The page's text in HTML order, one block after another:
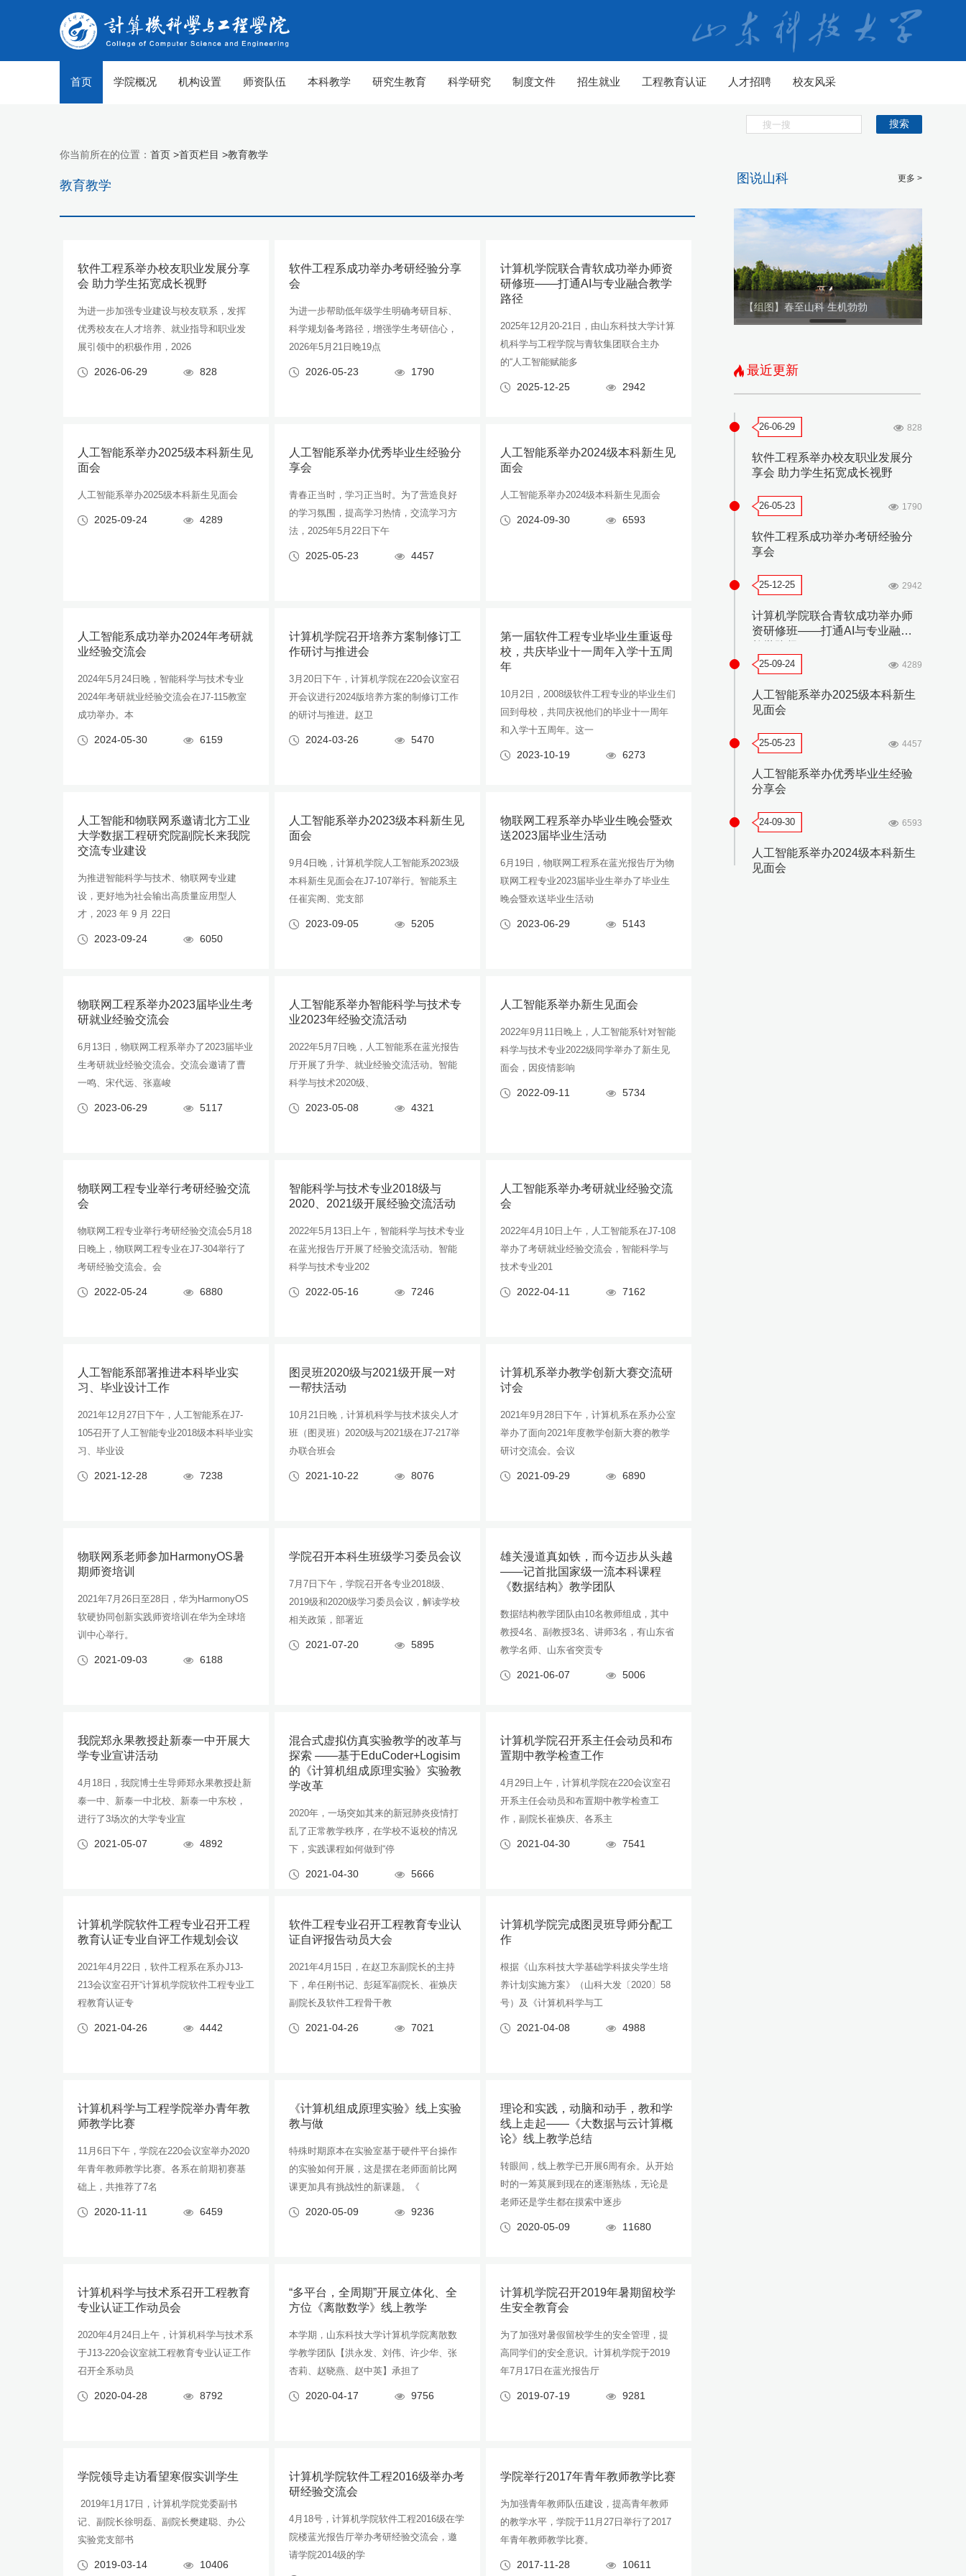
首页 学院概况 机构设置 师资队伍 本科教学 研究生教育 科学研究 制度文件 招生就业 工程教育认证 人才招聘 校友风采
搜索
你当前所在的位置： 首页 >首页栏目 >教育教学
教育教学
软件工程系举办校友职业发展分享
会 助力学生拓宽成长视野
为进一步加强专业建设与校友联系，发挥
优秀校友在人才培养、就业指导和职业发
展引领中的积极作用，2026
2026-06-29 828
软件工程系成功举办考研经验分享
会
为进一步帮助低年级学生明确考研目标、
科学规划备考路径，增强学生考研信心，
2026年5月21日晚19点
2026-05-23 1790
计算机学院联合青软成功举办师资
研修班——打通AI与专业融合教学
路径
2025年12月20-21日，由山东科技大学计算
机科学与工程学院与青软集团联合主办
的“人工智能赋能多
2025-12-25 2942
人工智能系举办2025级本科新生见
面会
人工智能系举办2025级本科新生见面会
2025-09-24 4289
人工智能系举办优秀毕业生经验分
享会
青春正当时，学习正当时。为了营造良好
的学习氛围，提高学习热情，交流学习方
法，2025年5月22日下午
2025-05-23 4457
人工智能系举办2024级本科新生见
面会
人工智能系举办2024级本科新生见面会
2024-09-30 6593
人工智能系成功举办2024年考研就
业经验交流会
2024年5月24日晚，智能科学与技术专业
2024年考研就业经验交流会在J7-115教室
成功举办。本
2024-05-30 6159
计算机学院召开培养方案制修订工
作研讨与推进会
3月20日下午，计算机学院在220会议室召
开会议进行2024版培养方案的制修订工作
的研讨与推进。赵卫
2024-03-26 5470
第一届软件工程专业毕业生重返母
校，共庆毕业十一周年入学十五周
年
10月2日，2008级软件工程专业的毕业生们
回到母校，共同庆祝他们的毕业十一周年
和入学十五周年。这一
2023-10-19 6273
人工智能和物联网系邀请北方工业
大学数据工程研究院副院长来我院
交流专业建设
为推进智能科学与技术、物联网专业建
设，更好地为社会输出高质量应用型人
才，2023 年 9 月 22日
2023-09-24 6050
人工智能系举办2023级本科新生见
面会
9月4日晚，计算机学院人工智能系2023级
本科新生见面会在J7-107举行。智能系主
任崔宾阁、党支部
2023-09-05 5205
物联网工程系举办毕业生晚会暨欢
送2023届毕业生活动
6月19日，物联网工程系在蓝光报告厅为物
联网工程专业2023届毕业生举办了毕业生
晚会暨欢送毕业生活动
2023-06-29 5143
物联网工程系举办2023届毕业生考
研就业经验交流会
6月13日，物联网工程系举办了2023届毕业
生考研就业经验交流会。交流会邀请了曹
一鸣、宋代远、张嘉峻
2023-06-29 5117
人工智能系举办智能科学与技术专
业2023年经验交流活动
2022年5月7日晚，人工智能系在蓝光报告
厅开展了升学、就业经验交流活动。智能
科学与技术2020级、
2023-05-08 4321
人工智能系举办新生见面会
2022年9月11日晚上，人工智能系针对智能
科学与技术专业2022级同学举办了新生见
面会，因疫情影响
2022-09-11 5734
物联网工程专业举行考研经验交流
会
物联网工程专业举行考研经验交流会5月18
日晚上，物联网工程专业在J7-304举行了
考研经验交流会。会
2022-05-24 6880
智能科学与技术专业2018级与
2020、2021级开展经验交流活动
2022年5月13日上午，智能科学与技术专业
在蓝光报告厅开展了经验交流活动。智能
科学与技术专业202
2022-05-16 7246
人工智能系举办考研就业经验交流
会
2022年4月10日上午，人工智能系在J7-108
举办了考研就业经验交流会，智能科学与
技术专业201
2022-04-11 7162
人工智能系部署推进本科毕业实
习、毕业设计工作
2021年12月27日下午，人工智能系在J7-
105召开了人工智能专业2018级本科毕业实
习、毕业设
2021-12-28 7238
图灵班2020级与2021级开展一对
一帮扶活动
10月21日晚，计算机科学与技术拔尖人才
班（图灵班）2020级与2021级在J7-217举
办联合班会
2021-10-22 8076
计算机系举办教学创新大赛交流研
讨会
2021年9月28日下午，计算机系在系办公室
举办了面向2021年度教学创新大赛的教学
研讨交流会。会议
2021-09-29 6890
物联网系老师参加HarmonyOS暑
期师资培训
2021年7月26日至28日，华为HarmonyOS
软硬协同创新实践师资培训在华为全球培
训中心举行。
2021-09-03 6188
学院召开本科生班级学习委员会议
7月7日下午，学院召开各专业2018级、
2019级和2020级学习委员会议，解读学校
相关政策，部署近
2021-07-20 5895
雄关漫道真如铁，而今迈步从头越
——记首批国家级一流本科课程
《数据结构》教学团队
数据结构教学团队由10名教师组成，其中
教授4名、副教授3名、讲师3名，有山东省
教学名师、山东省突贡专
2021-06-07 5006
我院郑永果教授赴新泰一中开展大
学专业宣讲活动
4月18日，我院博士生导师郑永果教授赴新
泰一中、新泰一中北校、新泰一中东校，
进行了3场次的大学专业宣
2021-05-07 4892
混合式虚拟仿真实验教学的改革与
探索 ——基于EduCoder+Logisim
的《计算机组成原理实验》实验教
学改革
2020年，一场突如其来的新冠肺炎疫情打
乱了正常教学秩序，在学校不返校的情况
下，实践课程如何做到“停
2021-04-30 5666
计算机学院召开系主任会动员和布
置期中教学检查工作
4月29日上午，计算机学院在220会议室召
开系主任会动员和布置期中教学检查工
作，副院长崔焕庆、各系主
2021-04-30 7541
计算机学院软件工程专业召开工程
教育认证专业自评工作规划会议
2021年4月22日，软件工程系在系办J13-
213会议室召开“计算机学院软件工程专业工
程教育认证专
2021-04-26 4442
软件工程专业召开工程教育专业认
证自评报告动员大会
2021年4月15日，在赵卫东副院长的主持
下，牟任刚书记、彭延军副院长、崔焕庆
副院长及软件工程骨干教
2021-04-26 7021
计算机学院完成图灵班导师分配工
作
根据《山东科技大学基础学科拔尖学生培
养计划实施方案》（山科大发〔2020〕58
号）及《计算机科学与工
2021-04-08 4988
计算机科学与工程学院举办青年教
师教学比赛
11月6日下午，学院在220会议室举办2020
年青年教师教学比赛。各系在前期初赛基
础上，共推荐了7名
2020-11-11 6459
《计算机组成原理实验》线上实验
教与做
特殊时期原本在实验室基于硬件平台操作
的实验如何开展，这是摆在老师面前比网
课更加具有挑战性的新课题。《
2020-05-09 9236
理论和实践，动脑和动手，教和学
线上走起——《大数据与云计算概
论》线上教学总结
转眼间，线上教学已开展6周有余。从开始
时的一筹莫展到现在的逐渐熟练，无论是
老师还是学生都在摸索中逐步
2020-05-09 11680
计算机科学与技术系召开工程教育
专业认证工作动员会
2020年4月24日上午，计算机科学与技术系
于J13-220会议室就工程教育专业认证工作
召开全系动员
2020-04-28 8792
“多平台，全周期”开展立体化、全
方位《离散数学》线上教学
本学期，山东科技大学计算机学院离散数
学教学团队【洪永发、刘伟、许少华、张
杏莉、赵晓燕、赵中英】承担了
2020-04-17 9756
计算机学院召开2019年暑期留校学
生安全教育会
为了加强对暑假留校学生的安全管理，提
高同学们的安全意识。计算机学院于2019
年7月17日在蓝光报告厅
2019-07-19 9281
学院领导走访看望寒假实训学生
2019年1月17日，计算机学院党委副书
记、副院长徐明磊、副院长樊建聪、办公
实验党支部书
2019-03-14 10406
计算机学院软件工程2016级举办考
研经验交流会
4月18号，计算机学院软件工程2016级在学
院楼蓝光报告厅举办考研经验交流会，邀
请学院2014级的学
学院举行2017年青年教师教学比赛
为加强青年教师队伍建设，提高青年教师
的教学水平，学院于11月27日举行了2017
年青年教师教学比赛。
2017-11-28 10611
图说山科 更多 >
【组图】春至山科 生机勃勃 【组图】春至山科 生机勃勃
最近更新
26-06-29 828
软件工程系举办校友职业发展分
享会 助力学生拓宽成长视野
26-05-23 1790
软件工程系成功举办考研经验分
享会
25-12-25 2942
计算机学院联合青软成功举办师
资研修班——打通AI与专业融合
25-09-24 4289
人工智能系举办2025级本科新生
见面会
25-05-23 4457
人工智能系举办优秀毕业生经验
分享会
24-09-30 6593
人工智能系举办2024级本科新生
见面会